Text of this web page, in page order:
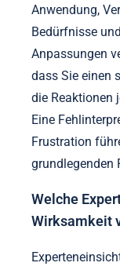
Anwendung,
Bedürfnisse
Anpassungen
dass Sie einen
die Reaktionen
Eine
Frustration
grundlegenden
Welche
Wirksamkeit